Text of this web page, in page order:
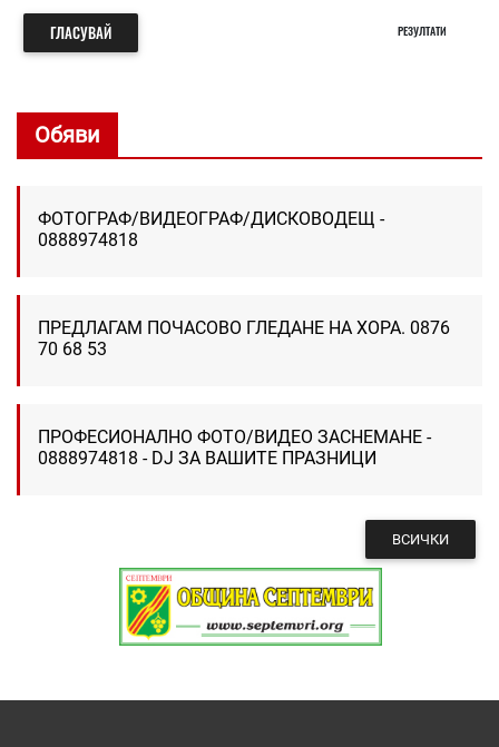
ГЛАСУВАЙ РЕЗУЛТАТИ
Обяви
ФОТОГРАФ/ВИДЕОГРАФ/ДИСКОВОДЕЩ -
0888974818
ПРЕДЛАГАМ ПОЧАСОВО ГЛЕДАНЕ НА ХОРА. 0876
70 68 53
ПРОФЕСИОНАЛНО ФОТО/ВИДЕО ЗАСНЕМАНЕ -
0888974818 - DJ ЗА ВАШИТЕ ПРАЗНИЦИ
ВСИЧКИ